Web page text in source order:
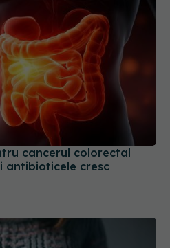
cancerul colorectal
antibioticele cresc